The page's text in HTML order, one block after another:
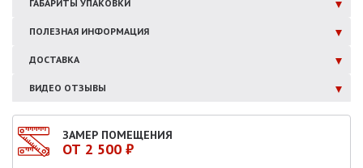
ГАБАРИТЫ УПАКОВКИ
ПОЛЕЗНАЯ ИНФОРМАЦИЯ
ДОСТАВКА
ВИДЕО ОТЗЫВЫ
ЗАМЕР ПОМЕЩЕНИЯ
ОТ 2 500 ₽